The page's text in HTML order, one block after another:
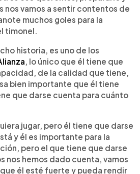
nos vamos a sentir contentos de
muchos goles para la
timonel.
historia, es uno de los
, lo único que él tiene que
de la calidad que tiene,
bien importante que él tiene
que darse cuenta para cuánto
jugar, pero él tiene que darse
y él es importante para la
pero el que tiene que darse
nos hemos dado cuenta, vamos
él esté fuerte y pueda rendir